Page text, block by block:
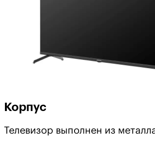
Корпус
Телевизор выполнен из